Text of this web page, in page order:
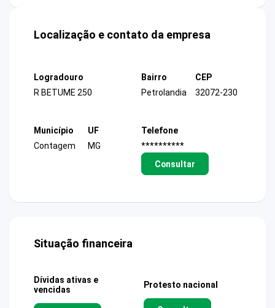
Localização e contato da empresa
Logradouro
R BETUME 250
Bairro
Petrolandia
CEP
32072-230
Município
Contagem
UF
MG
Telefone
**********
Consultar
Situação financeira
Dívidas ativas e
vencidas
Protesto nacional